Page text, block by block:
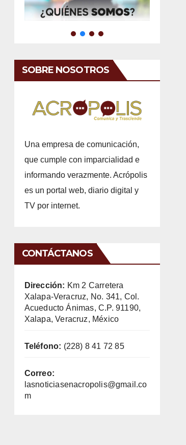
SOBRE NOSOTROS
Una empresa de comunicación,
que cumple con imparcialidad e
informando verazmente. Acrópolis
es un portal web, diario digital y
TV por internet.
CONTÁCTANOS
Dirección: Km 2 Carretera
Xalapa-Veracruz, No. 341, Col.
Acueducto Ánimas, C.P. 91190,
Xalapa, Veracruz, México
Teléfono: (228) 8 41 72 85
Correo:
lasnoticiasenacropolis@gmail.co
m